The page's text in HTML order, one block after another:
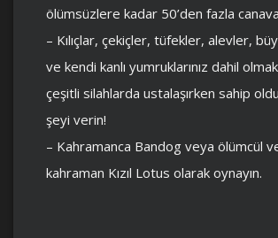
ölümsüzlere kadar 50’den fazla
– Kılıçlar, çekiçler, tüfekler, alevler,
ve kendi kanlı yumruklarınız dahil
çeşitli silahlarda ustalaşırken sahip
şeyi verin!
– Kahramanca Bandog veya ölümcül
kahraman Kızıl Lotus olarak oynayın.